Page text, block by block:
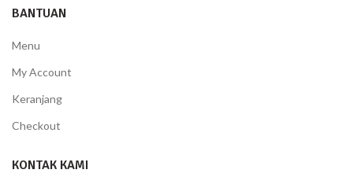
BANTUAN
Menu
My Account
Keranjang
Checkout
KONTAK KAMI